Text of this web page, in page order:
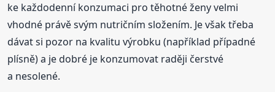
ke každodenní konzumaci pro těhotné ženy velmi
vhodné právě svým nutričním složením. Je však třeba
dávat si pozor na kvalitu výrobku (například případné
plísně) a je dobré je konzumovat raději čerstvé
a nesolené.